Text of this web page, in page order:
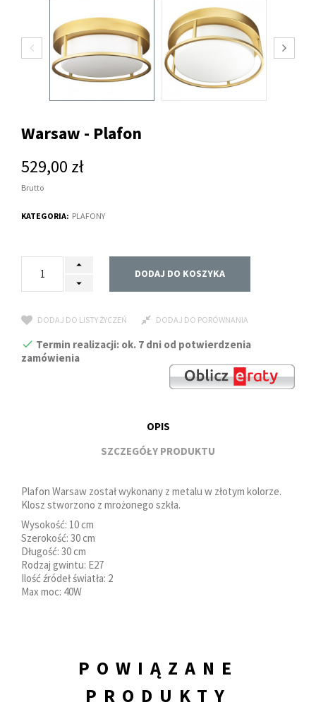
Warsaw - Plafon
529,00 zł
Brutto
KATEGORIA: PLAFONY
DODAJ DO KOSZYKA
DODAJ DO LISTY ŻYCZEŃ DODAJ DO PORÓWNANIA
Termin realizacji: ok. 7 dni od potwierdzenia
zamówienia
OPIS
SZCZEGÓŁY PRODUKTU
Plafon Warsaw został wykonany z metalu w złotym kolorze.
Klosz stworzono z mrożonego szkła.
Wysokość: 10 cm
Szerokość: 30 cm
Długość: 30 cm
Rodzaj gwintu: E27
Ilość źródeł światła: 2
Max moc: 40W
POWIĄZANE
PRODUKTY